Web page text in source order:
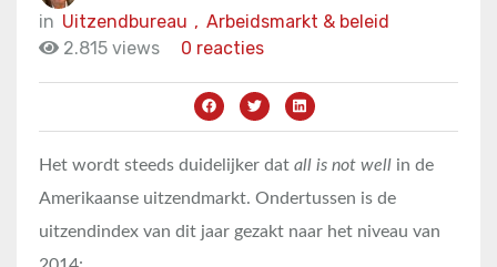
in
Arbeidsmarkt & beleid
Uitzendbureau ,
2.815 views
0 reacties
Het wordt steeds duidelijker dat all is not well in de
Amerikaanse uitzendmarkt. Ondertussen is de
uitzendindex van dit jaar gezakt naar het niveau van